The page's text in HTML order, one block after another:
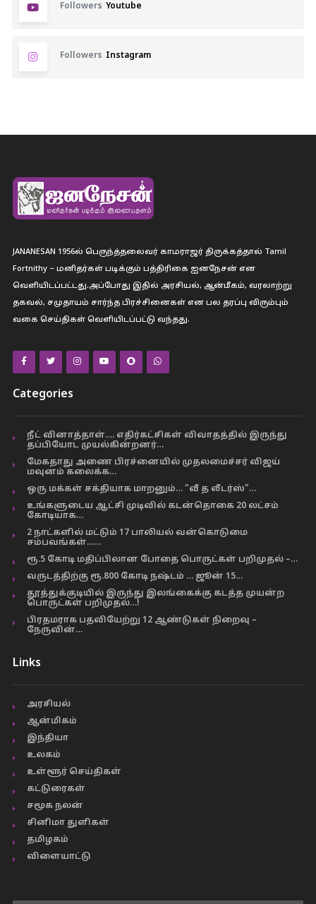
Followers Youtube
Followers Instagram
JANANESAN 1956ல் பெருந்த்தலைவர் காமராஜர் திருக்கத்தால் Tamil
Fortnithy – மனிதர்கள் படிக்கும் பத்திரிகை ஐனநேசன் என
வெளியிடப்பட்டது.அப்போது இதில் அரசியல், ஆன்மீகம், வரலாற்று
தகவல், சமுதாயம் சார்ந்த பிரச்சினைகள் என பல தரப்பு விரும்பும்
வகை செய்திகள் வெளியிடப்பட்டு வந்தது.
Categories
நீட் வினாத்தாள்…. எதிர்கட்சிகள் விவாதத்தில் இருந்து
தப்பியோட முயல்கின்றனர்…
மேகதாது அணை பிரச்னையில் முதலமைச்சர் விஜய்
மவுனம் கலைக்க…
ஒரு மக்கள் சக்தியாக மாறனும்… “வீ த லீடர்ஸ்”…
உங்களுடைய ஆட்சி முடிவில் கடன்தொகை 20 லட்சம்
கோடியாக…
2 நாட்களில் மட்டும் 17 பாலியல் வன்கொடுமை
சம்பவங்கள்……
ரூ.5 கோடி மதிப்பிலான போதை பொருட்கள் பறிமுதல் –…
வருடத்திற்கு ரூ.800 கோடி நஷ்டம் … ஜூன் 15…
தூத்துக்குடியில் இருந்து இலங்கைக்கு கடத்த முயன்ற
பொருட்கள் பறிமுதல்…!
பிரதமராக பதவியேற்று 12 ஆண்டுகள் நிறைவு –
நேருவின்…
Links
அரசியல்
ஆன்மிகம்
இந்தியா
உலகம்
உள்ளூர் செய்திகள்
கட்டுரைகள்
சமூக நலன்
சினிமா துளிகள்
தமிழகம்
விளையாட்டு